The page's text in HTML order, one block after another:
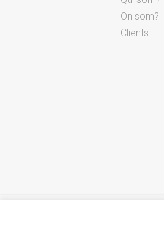
On som?
Clients